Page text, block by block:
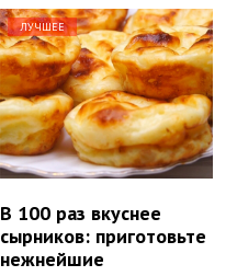
ЛУЧШЕЕ
В 100 раз вкуснее
сырников: приготовьте
нежнейшие